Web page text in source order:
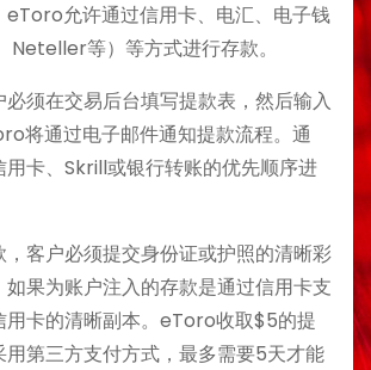
eToro允许通过信用卡、电汇、电子钱
Neteller等）等方式进行存款。
须在交易后台填写提款表，然后输入
将通过电子邮件通知提款流程。通
卡、Skrill或银行转账的优先顺序进
客户必须提交身份证或护照的清晰彩
果为账户注入的存款是通过信用卡支
用卡的清晰副本。eToro收取$5的提
第三方支付方式，最多需要5天才能